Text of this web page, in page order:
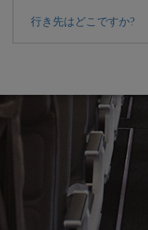
行き先はどこですか?